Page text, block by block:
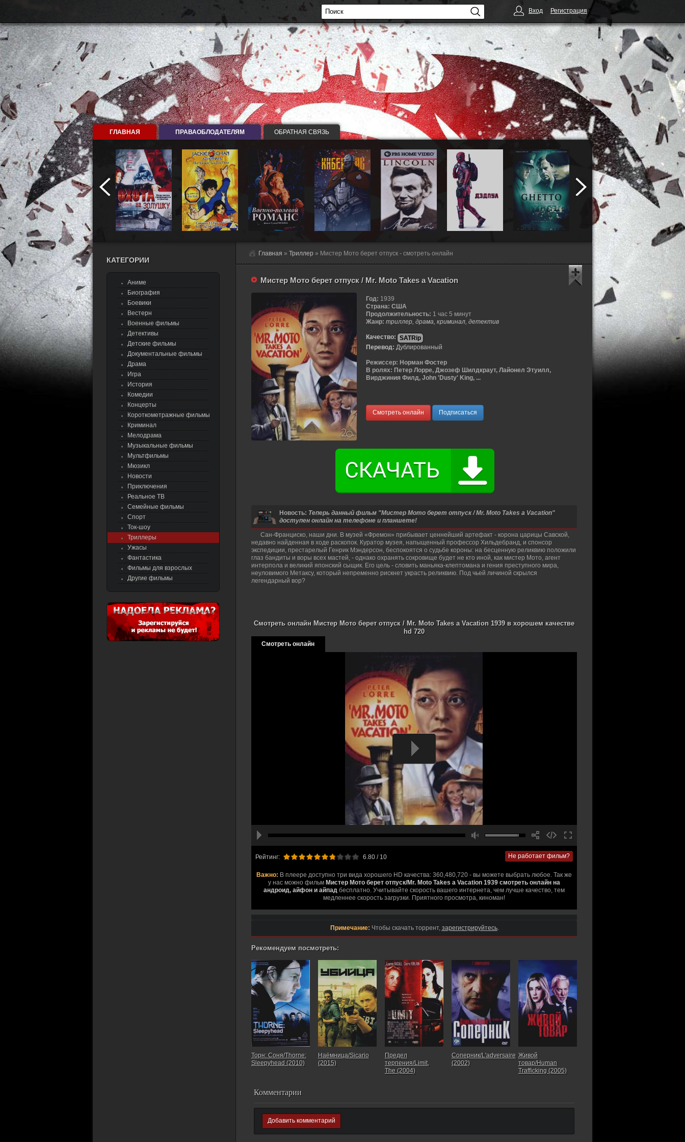
Главная » Триллер » Мистер Мото берет отпуск - смотреть онлайн
Мистер Мото берет отпуск / Mr. Moto Takes a Vacation
Новость: Теперь данный фильм "Мистер Мото берет отпуск / Mr. Moto Takes a Vacation"
доступен онлайн на телефоне и планшете!
Сан-Франциско, наши дни. В музей «Фремон» прибывает ценнейший артефакт - корона царицы Савской,
недавно найденная в ходе раскопок. Куратор музея, напыщенный профессор Хильдебранд, и спонсор
экспедиции, престарелый Генрик Мэндерсон, беспокоятся о судьбе короны: на бесценную реликвию положили
глаз бандиты и воры всех мастей, - однако охранять сокровище будет не кто иной, как мистер Мото, агент
интерпола и великий японский сыщик. Его цель - словить маньяка-клептомана и гения преступного мира,
неуловимого Метаксу, который непременно рискнет украсть реликвию. Под чьей личиной скрылся
легендарный вор?
Год: 1939
Страна: США
Продолжительность: 1 час 5 минут
Жанр: триллер, драма, криминал, детектив
Качество: SATRip
Перевод: Дублированный
Режиссер: Норман Фостер
В ролях: Петер Лорре, Джозеф Шилдкраут, Лайонел Этуилл,
Вирджиния Филд, John 'Dusty' King, ...
Смотреть онлайн Подписаться
Смотреть онлайн Мистер Мото берет отпуск / Mr. Moto Takes a Vacation 1939 в хорошем качестве
hd 720
Смотреть онлайн
Рейтинг:
6.80 / 10 Не работает фильм?
Важно: В плеере доступно три вида хорошего HD качества: 360,480,720 - вы можете выбрать любое. Так же
у нас можно фильм Мистер Мото берет отпуск/Mr. Moto Takes a Vacation 1939 смотреть онлайн на
андроид, айфон и айпад бесплатно. Учитывайте скорость вашего интернета, чем лучше качество, тем
медленнее скорость загрузки. Приятного просмотра, киноман!
Примечание: Чтобы скачать торрент, зарегистрируйтесь.
Рекомендуем посмотреть:
Торн: Соня/Thorne:
Sleepyhead (2010)
Наёмница/Sicario
(2015)
Предел
терпения/Limit,
The (2004)
Соперник/L'adversaire
(2002)
Живой
товар/Human
Trafficking (2005)
Комментарии
Добавить комментарий
КАТЕГОРИИ
Аниме
Биография
Боевики
Вестерн
Военные фильмы
Детективы
Детские фильмы
Документальные фильмы
Драма
Игра
История
Комедии
Концерты
Короткометражные фильмы
Криминал
Мелодрама
Музыкальные фильмы
Мультфильмы
Мюзикл
Новости
Приключения
Реальное ТВ
Семейные фильмы
Спорт
Ток-шоу
Триллеры
Ужасы
Фантастика
Фильмы для взрослых
Другие фильмы
ГЛАВНАЯ ПРАВАОБЛОДАТЕЛЯМ ОБРАТНАЯ СВЯЗЬ
Вход Регистрация